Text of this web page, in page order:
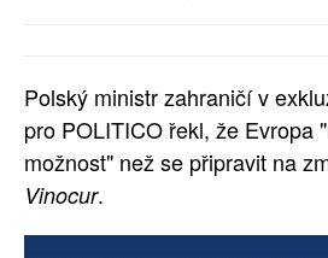
RUBRIKY
PLNÁ VERZE STRÁNEK
Polský ministr zahraničí v
pro POLITICO řekl, že Evropa
možnost" než se připravit na
Vinocur.